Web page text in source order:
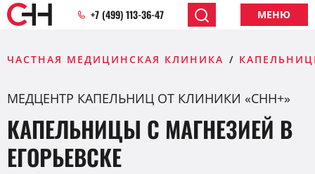
+7 (499) 113-36-47 МЕНЮ
ЧАСТНАЯ МЕДИЦИНСКАЯ КЛИНИКА
МЕДЦЕНТР КАПЕЛЬНИЦ ОТ КЛИНИКИ «СНН+»
КАПЕЛЬНИЦЫ С МАГНЕЗИЕЙ В
ЕГОРЬЕВСКЕ